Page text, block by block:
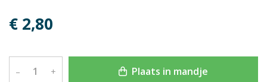
€ 2,80
– + Plaats in mandje